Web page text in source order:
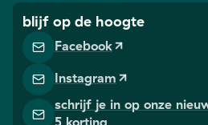
blijf op de hoogte
Facebook
Instagram
schrijf je in op onze